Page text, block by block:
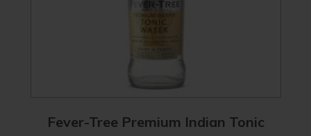
Fever-Tree Premium Indian Tonic